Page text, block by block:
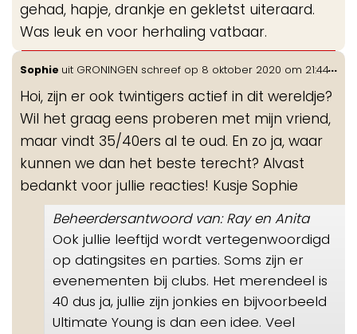
gehad, hapje, drankje en gekletst uiteraard.
Was leuk en voor herhaling vatbaar.
Sophie uit GRONINGEN schreef op 8 oktober 2020 om 21:44
Hoi, zijn er ook twintigers actief in dit wereldje?
Wil het graag eens proberen met mijn vriend,
maar vindt 35/40ers al te oud. En zo ja, waar
kunnen we dan het beste terecht? Alvast
bedankt voor jullie reacties! Kusje Sophie
Beheerdersantwoord van: Ray en Anita
Ook jullie leeftijd wordt vertegenwoordigd
op datingsites en parties. Soms zijn er
evenementen bij clubs. Het merendeel is
40 dus ja, jullie zijn jonkies en bijvoorbeeld
Ultimate Young is dan een idee. Veel
...